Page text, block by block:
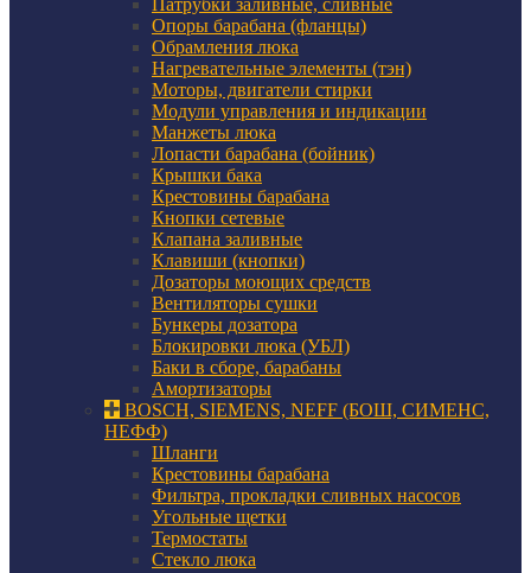
Патрубки заливные, сливные
Опоры барабана (фланцы)
Обрамления люка
Нагревательные элементы (тэн)
Моторы, двигатели стирки
Модули управления и индикации
Манжеты люка
Лопасти барабана (бойник)
Крышки бака
Крестовины барабана
Кнопки сетевые
Клапана заливные
Клавиши (кнопки)
Дозаторы моющих средств
Вентиляторы сушки
Бункеры дозатора
Блокировки люка (УБЛ)
Баки в сборе, барабаны
Амортизаторы
BOSCH, SIEMENS, NEFF (БОШ, СИМЕНС,
НЕФФ)
Шланги
Крестовины барабана
Фильтра, прокладки сливных насосов
Угольные щетки
Термостаты
Стекло люка